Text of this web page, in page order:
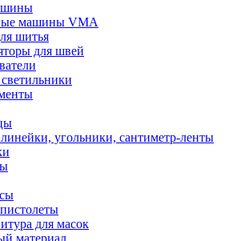
машины VMA
шитья
для швей
угольники, сантиметр-ленты
для масок
материал